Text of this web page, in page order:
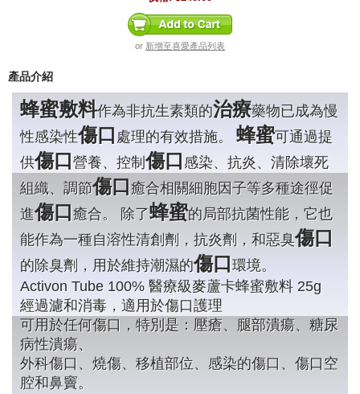
or 新增至喜愛產品列表
產品介紹
蜂蜜敷料作為非抗生素類的治療藥物已成為慢
性感染性傷口處理的有效措施。 蜂蜜可通過提
供傷口 營養、控制傷口 感染、抗炎、清除壞死
組織、調節傷口癒合相關細胞因子等多種途徑促
進傷口癒合。 除了蜂蜜的局部抗菌性能，它也
能作為一種自溶性清創劑，抗炎劑，和惡臭傷口
的除臭劑，用於維持潮濕的傷口環境。
Activon Tube 100% 醫療級麥蘆卡蜂蜜敷料 25g
經過濾和消毒，適用於傷口護理
可用於任何傷口，特別是：壓瘡、腿部潰瘍、糖尿
病性潰瘍、
外科傷口、燒傷、移植部位、感染的傷口、傷口空
腔和鼻竇。